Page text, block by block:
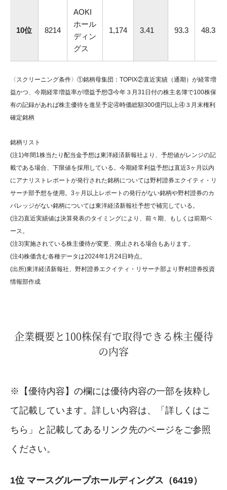
10位 8214
AOKI
ホール
ディン
グス
1,174 3.41 93.3 48.3
〈スクリーニング条件〉①銘柄母集団：TOPIX②直近実績（通期）が経常増
益かつ、今期経常増益率が増益予想③今年３月31日付の株主名簿で100株保
有の記録があれば株主優待を進呈予定④時価総額300億円以上④３月末権利
確定銘柄
銘柄リスト
(注1)年間1株当たり配当金予想は東洋経済新報社より、予想値がレンジの記
載である場合、下限値を採用している。今期経常利益予想は直近3ヶ月以内
にアナリストレポートが発行された銘柄については野村證券エクイティ・リ
サーチ部予想を使用。3ヶ月以上レポートの発行がない銘柄や野村證券のカ
バレッジがない銘柄については東洋経済新報社予想で補完している。
(注2)直近実績値は決算発表のタイミングにより、前々期、もしくは前期ベ
ース。
(注3)実施されている株主優待が変更、廃止される場合もあります。
(注4)株価含む各種データは2024年1月24日時点。
(出所)東洋経済新報社、野村證券エクイティ・リサーチ部より野村證券投資
情報部作成
企業概要と100株保有で取得できる株主優待
の内容
※【優待内容】の欄には優待内容の一部を抜粋し
て記載しています。詳しい内容は、「詳しくはこ
ちら」と記載してあるリンク先のページをご参照
ください。
1位 マースグループホールディングス（6419）